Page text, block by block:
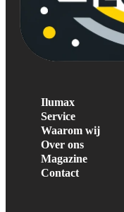
Ilumax
Service
Waarom wij
Over ons
Magazine
Contact